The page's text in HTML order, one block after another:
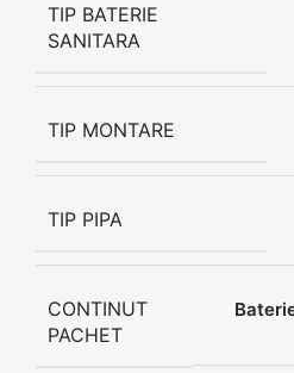
TIP BATERIE
SANITARA
TIP MONTARE
TIP PIPA
CONTINUT
PACHET